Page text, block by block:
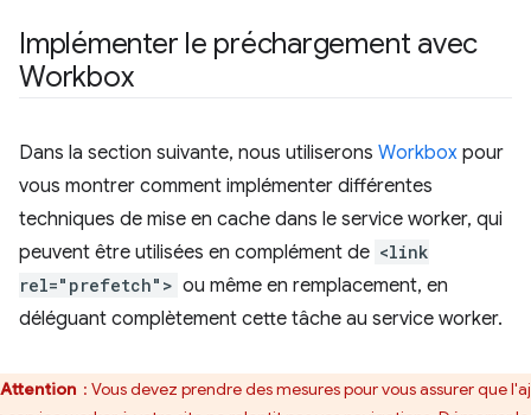
Implémenter le préchargement avec
Workbox
Dans la section suivante, nous utiliserons Workbox pour
vous montrer comment implémenter différentes
techniques de mise en cache dans le service worker, qui
peuvent être utilisées en complément de <link
rel="prefetch"> ou même en remplacement, en
déléguant complètement cette tâche au service worker.
Attention : Vous devez prendre des mesures pour vous assurer que